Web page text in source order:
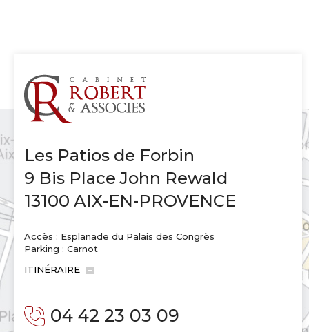
Les Patios de Forbin
9 Bis Place John Rewald
13100 AIX-EN-PROVENCE
Accès : Esplanade du Palais des Congrès
Parking : Carnot
ITINÉRAIRE
04 42 23 03 09